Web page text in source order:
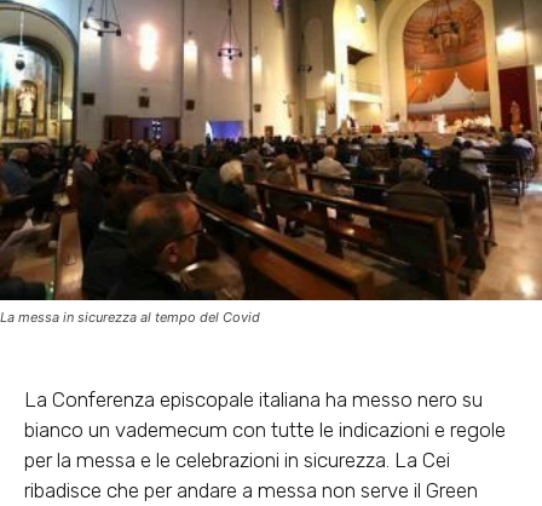
La messa in sicurezza al tempo del Covid
La Conferenza episcopale italiana ha messo nero su
bianco un vademecum con tutte le indicazioni e regole
per la messa e le celebrazioni in sicurezza. La Cei
ribadisce che per andare a messa non serve il Green